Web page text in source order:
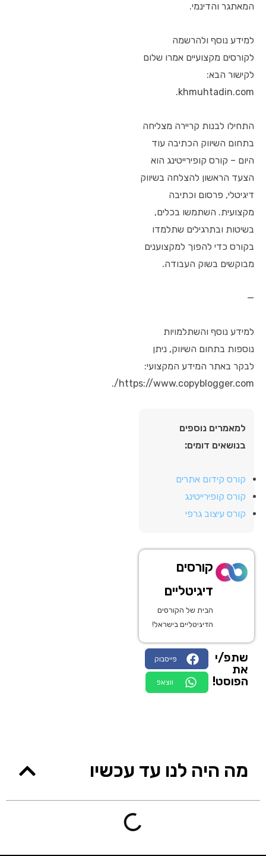
המאתגר והדינמי.
למידע נוסף ולהרשמה
לקורסים מקצועיים אמרו שלום
לקישור הבא:
khmuhtadin.com.
התחילו לבנות קריירה מצליחה
בתחום השיווק הכתיבה עוד
היום – קורס קופירייטינג הוא
הצעד הראשון להצלחה בשיווק
דיגיטלי, פרסום וכתיבה
מקצועית. השתמשו בכלים,
בשיטות ובתרגילים שתלמדו
בקורס כדי להפוך למקצוענים
מבוקשים בשוק העבודה.
—
למידע נוסף והשתלמויות
נוספות בתחום השיווק, ניתן
לבקר באתר המידע המקצועי:
https://www.copyblogger.com/.
למאמרים נוספים
בנושאים דומים:
קורס קידום אתרים
קורס קופירייטינג
קורס עיצוב גרפי
קורסים
דיגיטליים
הבית של הקורסים
הדיגיטליים בישראל!
שתפ/י
את
הפוסט!
פייסבוק
ווצאפ
מה היה לנו עד עכשיו